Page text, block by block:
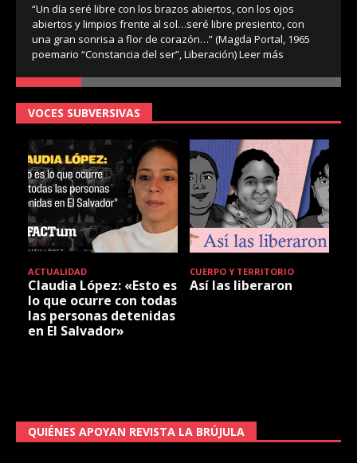
“Un día seré libre con los brazos abiertos, con los ojos
abiertos y limpios frente al sol…seré libre presiento, con
una gran sonrisa a flor de corazón…” (Magda Portal, 1965
poemario “Constancia del ser”, Liberación)Leer más
VOCES SUBVERSIVAS
ACTUALIDAD
Claudia López: «Esto es
lo que ocurre con todas
las personas detenidas
en El Salvador»
CUERPO Y TERRITORIO
Así las liberaron
QUIÉNES APOYAN REVISTA LA BRÚJULA